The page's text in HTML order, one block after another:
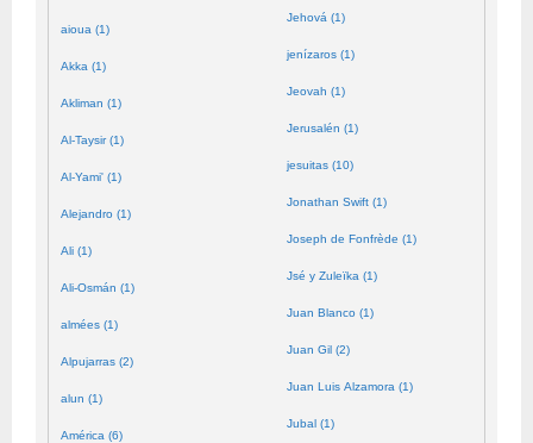
aioua (1)
Akka (1)
Akliman (1)
Al-Taysir (1)
Al-Yami' (1)
Alejandro (1)
Ali (1)
Ali-Osmán (1)
almées (1)
Alpujarras (2)
alun (1)
América (6)
Jehová (1)
jenízaros (1)
Jeovah (1)
Jerusalén (1)
jesuitas (10)
Jonathan Swift (1)
Joseph de Fonfrède (1)
Jsé y Zuleïka (1)
Juan Blanco (1)
Juan Gil (2)
Juan Luis Alzamora (1)
Jubal (1)